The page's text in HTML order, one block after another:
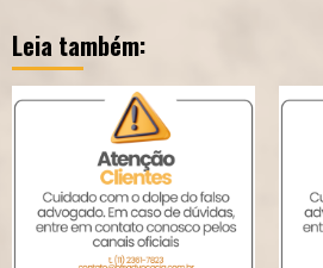
Leia também: